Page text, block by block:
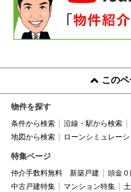
この
物件を探す
条件から検索 沿線・駅から検索
地図から検索
ローンシミュレーシ
特集ページ
仲介手数料無料 新築戸建 頭金
中古戸建特集
マンション特集